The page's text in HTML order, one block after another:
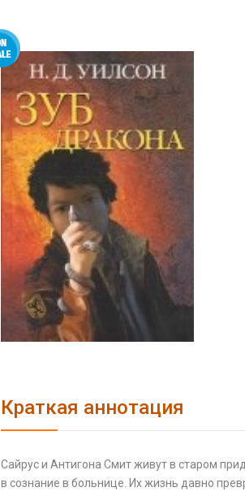
Краткая аннотация
Сайрус и Антигона Смит живут в старом
в сознание в больнице. Их жизнь давно